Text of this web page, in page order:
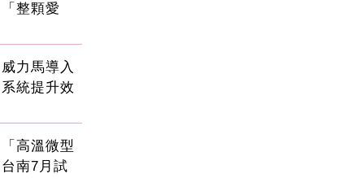
整顆愛
力馬導入
統提升效
高溫微型
南7月試